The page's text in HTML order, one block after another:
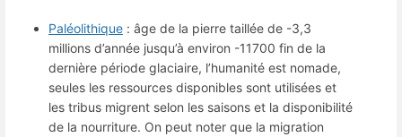
Paléolithique : âge de la pierre taillée de -3,3
millions d’année jusqu’à environ -11700 fin de la
dernière période glaciaire, l’humanité est nomade,
seules les ressources disponibles sont utilisées et
les tribus migrent selon les saisons et la disponibilité
de la nourriture. On peut noter que la migration